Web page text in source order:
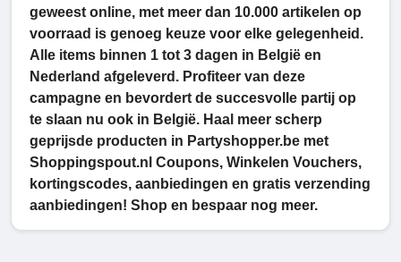
geweest online, met meer dan 10.000 artikelen op
voorraad is genoeg keuze voor elke gelegenheid.
Alle items binnen 1 tot 3 dagen in België en
Nederland afgeleverd. Profiteer van deze
campagne en bevordert de succesvolle partij op
te slaan nu ook in België. Haal meer scherp
geprijsde producten in Partyshopper.be met
Shoppingspout.nl Coupons, Winkelen Vouchers,
kortingscodes, aanbiedingen en gratis verzending
aanbiedingen! Shop en bespaar nog meer.